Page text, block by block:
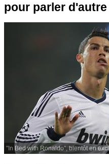
pour parler
"In Bed with Ronaldo", bientôt en